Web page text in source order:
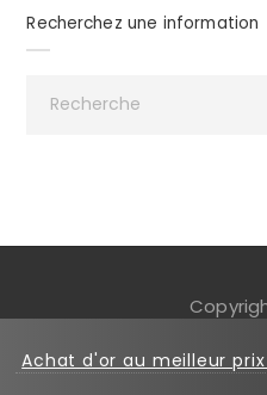
Achat d'or au meilleur
Recherchez une information